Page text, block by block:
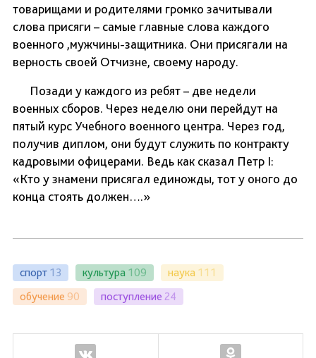
товарищами и родителями громко зачитывали
слова присяги – самые главные слова каждого
военного ,мужчины-защитника. Они присягали на
верность своей Отчизне, своему народу.
Позади у каждого из ребят – две недели
военных сборов. Через неделю они перейдут на
пятый курс Учебного военного центра. Через год,
получив диплом, они будут служить по контракту
кадровыми офицерами. Ведь как сказал Петр I:
«Кто у знамени присягал единожды, тот у оного до
конца стоять должен….»
спорт 13 культура 109 наука 111
обучение 90 поступление 24